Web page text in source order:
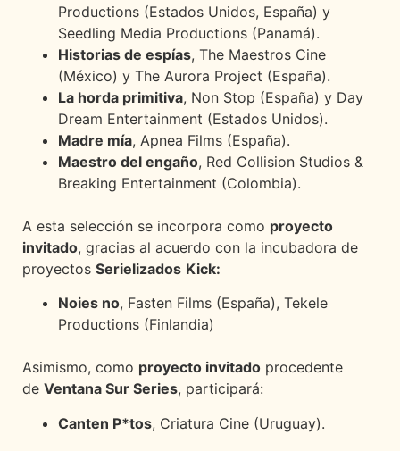
Productions (Estados Unidos, España) y
Seedling Media Productions (Panamá).
Historias de espías, The Maestros Cine
(México) y The Aurora Project (España).
La horda primitiva, Non Stop (España) y Day
Dream Entertainment (Estados Unidos).
Madre mía, Apnea Films (España).
Maestro del engaño, Red Collision Studios &
Breaking Entertainment (Colombia).
A esta selección se incorpora como proyecto
invitado, gracias al acuerdo con la incubadora de
proyectos Serielizados Kick:
Noies no, Fasten Films (España), Tekele
Productions (Finlandia)
Asimismo, como proyecto invitado procedente
de Ventana Sur Series, participará:
Canten P*tos, Criatura Cine (Uruguay).